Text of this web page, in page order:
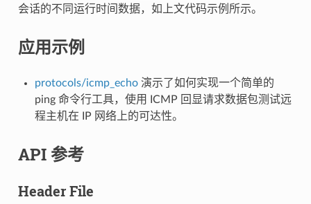
会话的不同运行时间数据，如上文代码示例所示。
应用示例
protocols/icmp_echo演示了如何实现一个简单的
ping 命令行工具，使用 ICMP 回显请求数据包测试远
程主机在 IP 网络上的可达性。
API 参考
Header File